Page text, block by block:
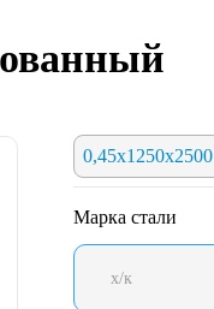
0,45х1250х2500
Марка стали
х/к